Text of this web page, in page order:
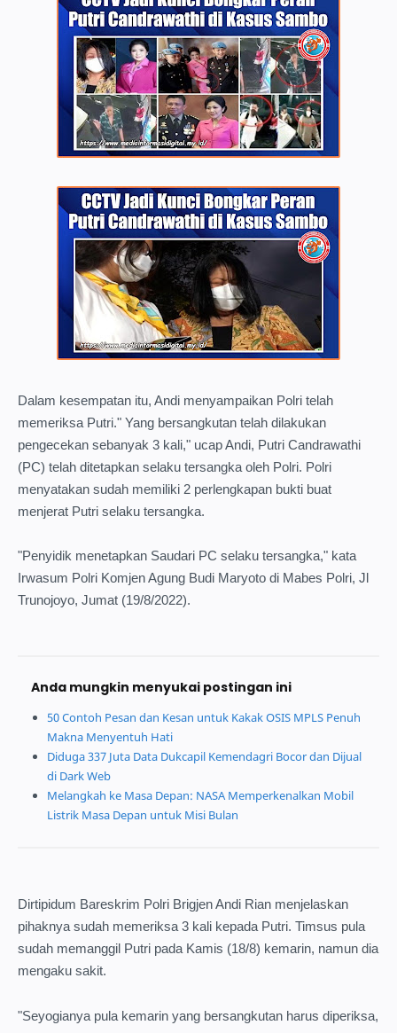
Dalam kesempatan itu, Andi menyampaikan Polri telah
memeriksa Putri." Yang bersangkutan telah dilakukan
pengecekan sebanyak 3 kali," ucap Andi, Putri Candrawathi
(PC) telah ditetapkan selaku tersangka oleh Polri. Polri
menyatakan sudah memiliki 2 perlengkapan bukti buat
menjerat Putri selaku tersangka.
"Penyidik menetapkan Saudari PC selaku tersangka," kata
Irwasum Polri Komjen Agung Budi Maryoto di Mabes Polri, Jl
Trunojoyo, Jumat (19/8/2022).
Anda mungkin menyukai postingan ini
50 Contoh Pesan dan Kesan untuk Kakak OSIS MPLS Penuh
Makna Menyentuh Hati
Diduga 337 Juta Data Dukcapil Kemendagri Bocor dan Dijual
di Dark Web
Melangkah ke Masa Depan: NASA Memperkenalkan Mobil
Listrik Masa Depan untuk Misi Bulan
Dirtipidum Bareskrim Polri Brigjen Andi Rian menjelaskan
pihaknya sudah memeriksa 3 kali kepada Putri. Timsus pula
sudah memanggil Putri pada Kamis (18/8) kemarin, namun dia
mengaku sakit.
"Seyogianya pula kemarin yang bersangkutan harus diperiksa,